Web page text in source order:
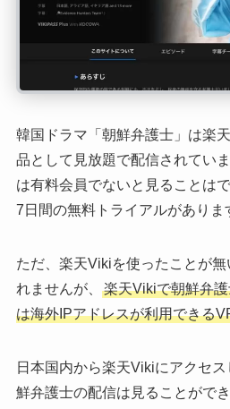
韓国ドラマ「朝鮮弁護士」は楽
品として見放題で配信されてい
は有料会員でないと見ることは
7日間の無料トライアルがありま
ただ、楽天Vikiを使ったことが
れませんが、
楽天Vikiで朝鮮弁
は海外IPアドレスが利用できる
日本国内から楽天Vikiにアクセ
鮮弁護士の配信は見ることがで